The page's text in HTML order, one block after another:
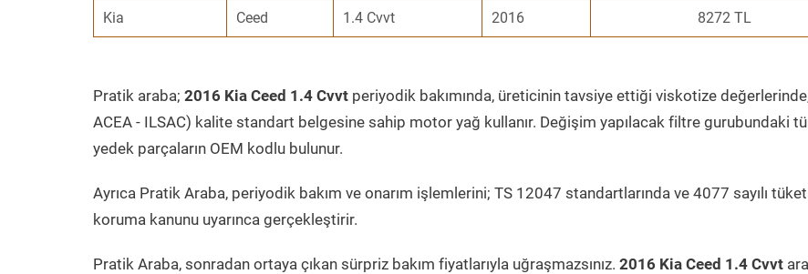
Kia Ceed 1.4 Cvvt 2016 8272 TL
Pratik araba; 2016 Kia Ceed 1.4 Cvvt periyodik bakımında, üreticinin tavsiye ettiği viskotize
ACEA - ILSAC) kalite standart belgesine sahip motor yağ kullanır. Değişim yapılacak filtre gurubundaki
yedek parçaların OEM kodlu bulunur.
Ayrıca Pratik Araba, periyodik bakım ve onarım işlemlerini; TS 12047 standartlarında ve 4077 sayılı
koruma kanunu uyarınca gerçekleştirir.
Pratik Araba, sonradan ortaya çıkan sürpriz bakım fiyatlarıyla uğraşmazsınız. 2016 Kia Ceed 1.4 Cvvt